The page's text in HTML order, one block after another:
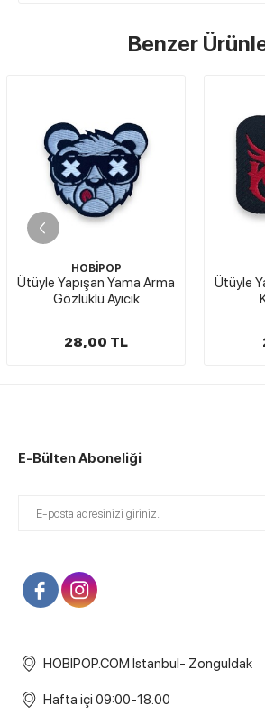
Benzer
HOBİPOP
Ütüyle Yapışan Yama Arma
King Kırmızı
25,00 TL
E-Bülten Aboneliği
HOBİPOP.COM İstanbul- Zonguldak
Hafta içi 09:00-18.00